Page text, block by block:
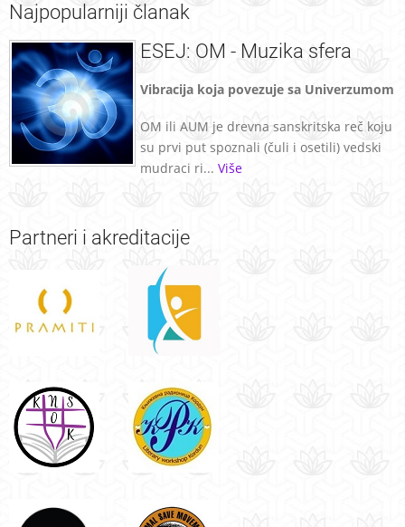
Najpopularniji članak
ESEJ: OM - Muzika sfera
Vibracija koja povezuje sa Univerzumom
OM ili AUM je drevna sanskritska reč koju
su prvi put spoznali (čuli i osetili) vedski
mudraci ri... Više
Partneri i akreditacije